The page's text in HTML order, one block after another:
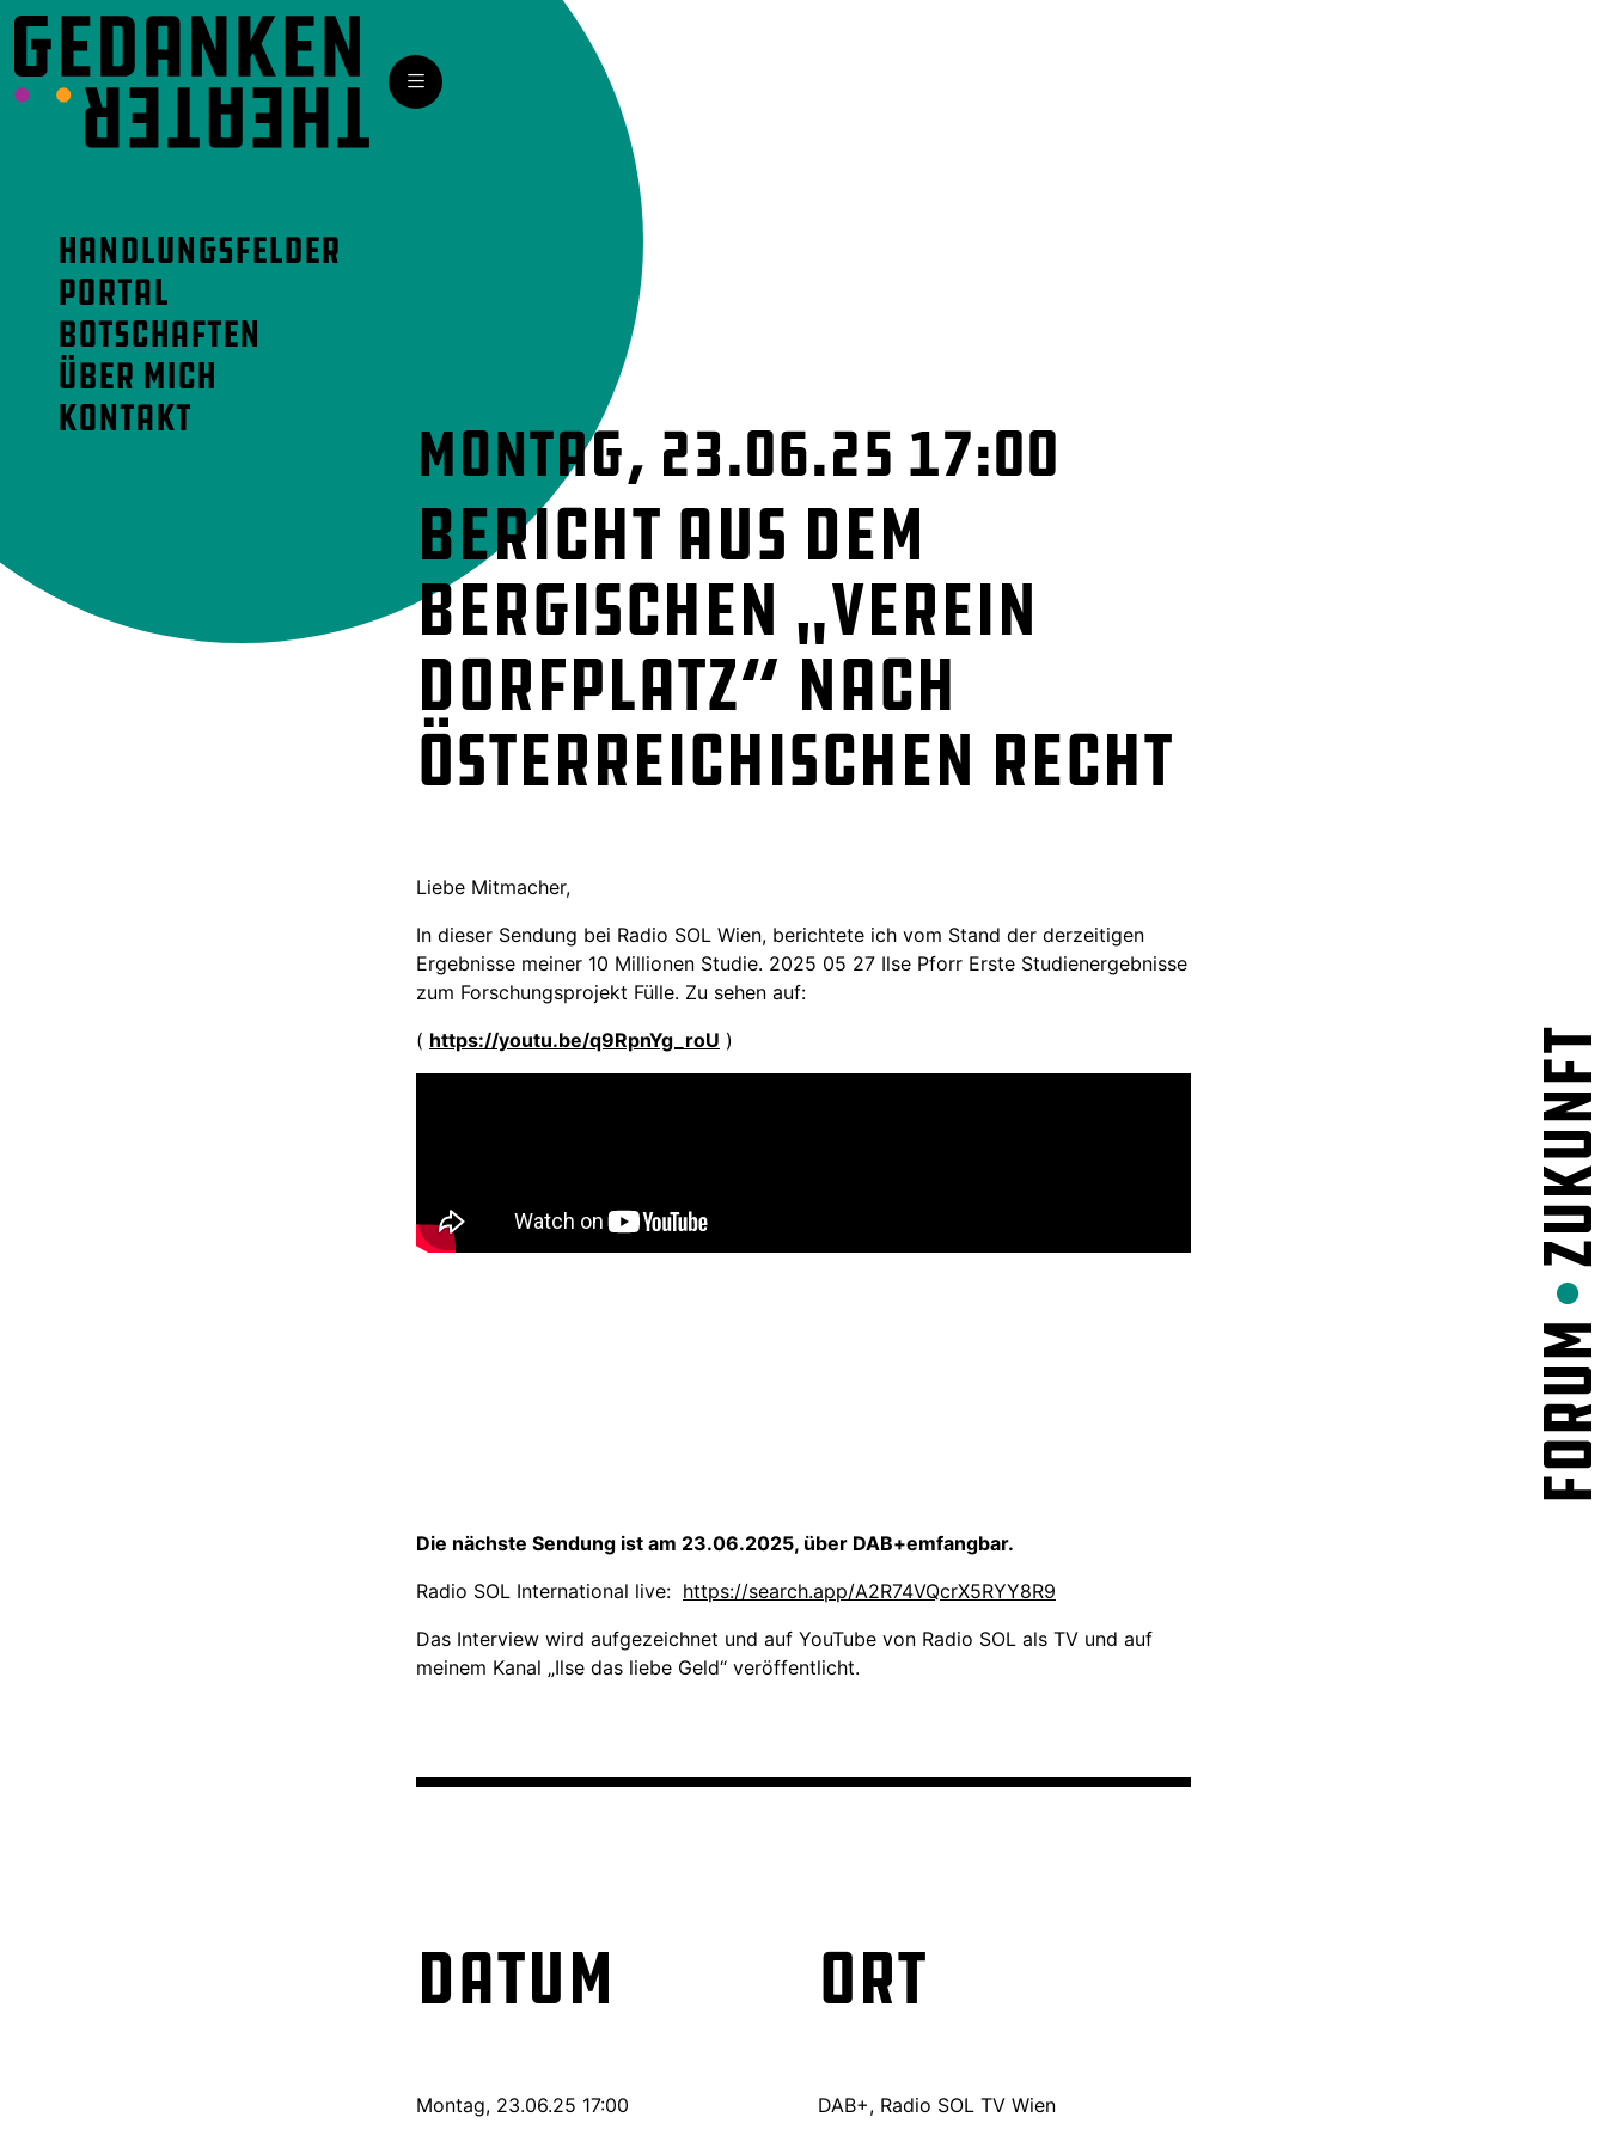
Handlungsfelder
Portal
Botschaften
Über mich
Kontakt
Montag, 23.06.25 17:00
Bericht aus dem
Bergischen „Verein
Dorfplatz“ nach
österreichischen Recht
Liebe Mitmacher,
In dieser Sendung bei Radio SOL Wien, berichtete ich vom Stand der derzeitigen
Ergebnisse meiner 10 Millionen Studie. 2025 05 27 Ilse Pforr Erste Studienergebnisse
zum Forschungsprojekt Fülle. Zu sehen auf:
( https://youtu.be/q9RpnYg_roU )
Die nächste Sendung ist am 23.06.2025, über DAB+emfangbar.
Radio SOL International live: https://search.app/A2R74VQcrX5RYY8R9
Das Interview wird aufgezeichnet und auf YouTube von Radio SOL als TV und auf
meinem Kanal „Ilse das liebe Geld“ veröffentlicht.
Datum
Montag, 23.06.25 17:00
Ort
DAB+, Radio SOL TV Wien